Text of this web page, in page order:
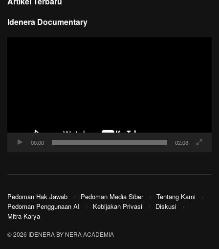
Idenera Documentary
00:00 02:08
Pedoman Hak Jawab Pedoman Media Siber
Tentang Kami
Pedoman Penggunaan AI
Kebijakan Privasi
Diskusi
Mitra Karya
© 2026 IDENERA BY NERA ACADEMIA